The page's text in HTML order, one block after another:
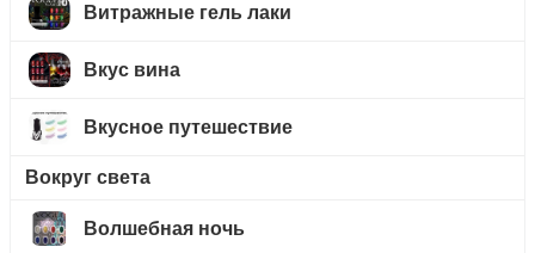
Витражные гель лаки
Вкус вина
Вкусное путешествие
Вокруг света
Волшебная ночь